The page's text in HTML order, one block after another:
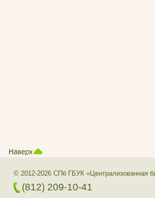
© 2012-2026 СПб ГБУК «Централизованная
(812) 209-10-41